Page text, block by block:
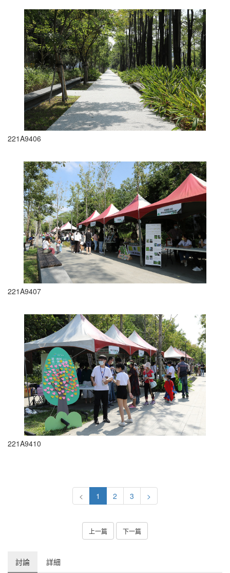
221A9406
221A9407
221A9410
< 1 2 3 >
上一篇 下一篇
討論 詳細